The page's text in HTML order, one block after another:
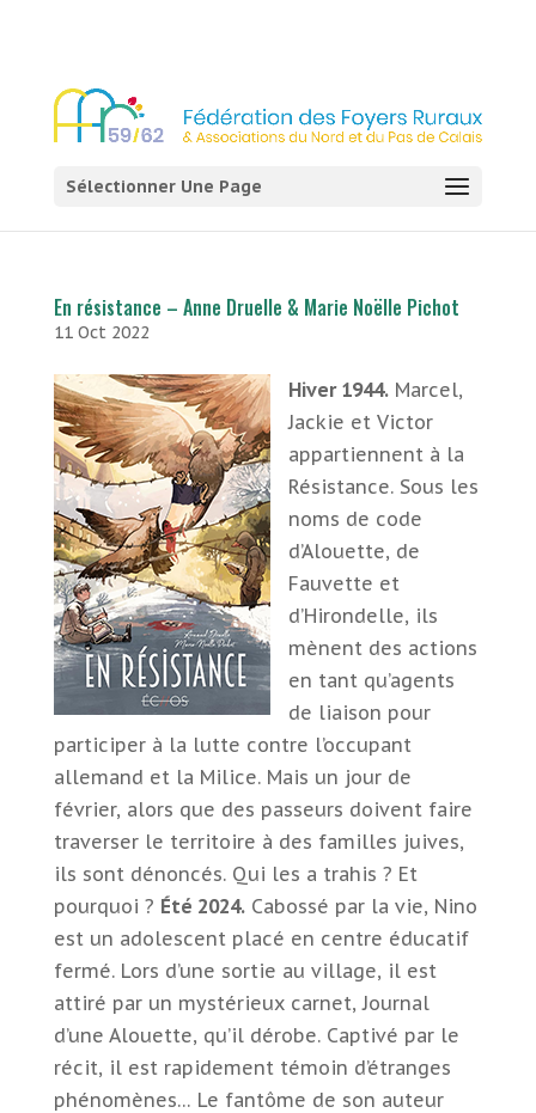
Sélectionner Une Page
En résistance – Anne Druelle & Marie Noëlle Pichot
11 Oct 2022
Hiver 1944.Marcel,
Jackie et Victor
appartiennent à la
Résistance. Sous les
noms de code
d’Alouette, de
Fauvette et
d’Hirondelle, ils
mènent des actions
en tant qu’agents
de liaison pour
participer à la lutte contre l’occupant
allemand et la Milice. Mais un jour de
février, alors que des passeurs doivent faire
traverser le territoire à des familles juives,
ils sont dénoncés. Qui les a trahis ? Et
pourquoi ? Été 2024.Cabossé par la vie, Nino
est un adolescent placé en centre éducatif
fermé. Lors d’une sortie au village, il est
attiré par un mystérieux carnet, Journal
d’une Alouette, qu’il dérobe. Captivé par le
récit, il est rapidement témoin d’étranges
phénomènes… Le fantôme de son auteur